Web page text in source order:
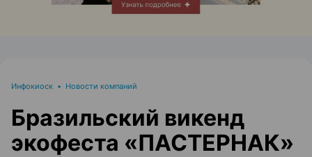
Инфокиоск • Новости компаний
Бразильский викенд
экофеста «ПАСТЕРНАК»